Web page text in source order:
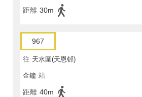
距離 30m
967
往 天水圍(天恩邨)
金鐘 站
距離 40m